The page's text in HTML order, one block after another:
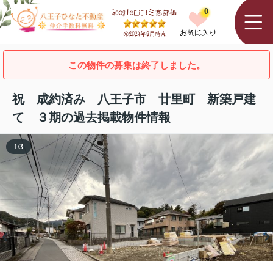
0
この物件の募集は終了しました。
祝 成約済み 八王子市 廿里町 新築戸建
て ３期の過去掲載物件情報
1/3